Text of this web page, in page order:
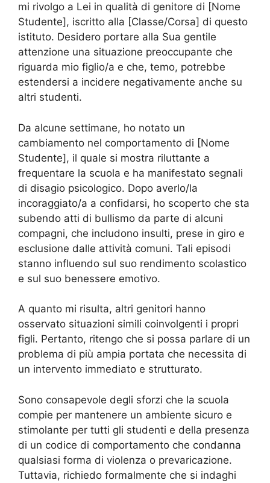
mi rivolgo a Lei in qualità di genitore di [Nome
Studente], iscritto alla [Classe/Corsa] di questo
istituto. Desidero portare alla Sua gentile
attenzione una situazione preoccupante che
riguarda mio figlio/a e che, temo, potrebbe
estendersi a incidere negativamente anche su
altri studenti.
Da alcune settimane, ho notato un
cambiamento nel comportamento di [Nome
Studente], il quale si mostra riluttante a
frequentare la scuola e ha manifestato segnali
di disagio psicologico. Dopo averlo/la
incoraggiato/a a confidarsi, ho scoperto che sta
subendo atti di bullismo da parte di alcuni
compagni, che includono insulti, prese in giro e
esclusione dalle attività comuni. Tali episodi
stanno influendo sul suo rendimento scolastico
e sul suo benessere emotivo.
A quanto mi risulta, altri genitori hanno
osservato situazioni simili coinvolgenti i propri
figli. Pertanto, ritengo che si possa parlare di un
problema di più ampia portata che necessita di
un intervento immediato e strutturato.
Sono consapevole degli sforzi che la scuola
compie per mantenere un ambiente sicuro e
stimolante per tutti gli studenti e della presenza
di un codice di comportamento che condanna
qualsiasi forma di violenza o prevaricazione.
Tuttavia, richiedo formalmente che si indaghi